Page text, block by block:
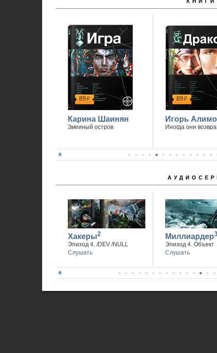
89р
Карина Шаинян
Змеиный остров
89р
Игорь
Иногда они
Хакеры2
Эпизод 4. /DEV /NULL
Слушать
Миллиардер3
Эпизод 4. Объект
Слушать